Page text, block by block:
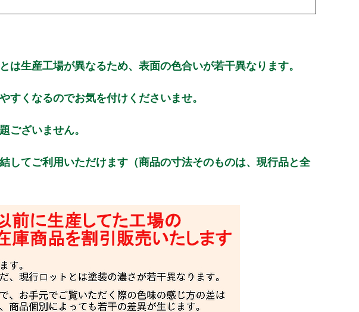
生産工場が異なるため、表面の色合いが若干異なります。
すくなるのでお気を付けくださいませ。
ございません。
してご利用いただけます（商品の寸法そのものは、現行品と全